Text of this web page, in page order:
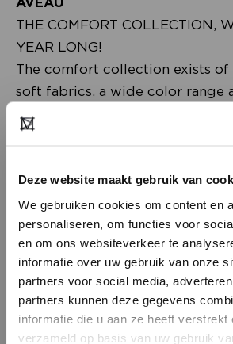
Deze website maakt gebruik van
We gebruiken cookies om content en
personaliseren, om functies voor
en om ons websiteverkeer te
informatie over uw gebruik van onze
partners voor social media,
partners kunnen deze gegevens
informatie die u aan ze heeft verstrekt
verzameld op basis van uw gebruik
HEB JE NOG
ACCOUNT?
THE COMFORT COLLECTION,
YEAR LONG!
The comfort collection exists
soft fabrics, a wide color range
shape designed for each body.
collection really emphasizes
related designs and business
includes blazers, pants and
the designs to the next level by
meer.